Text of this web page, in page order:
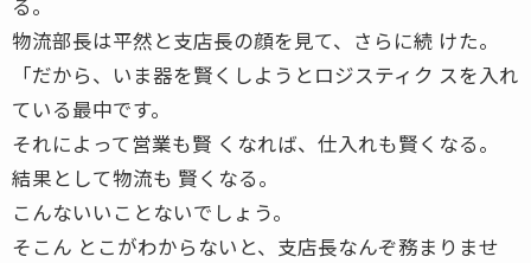
物流部長は平然と支店長の顔を見て、さらに続 けた。
「だから、いま器を賢くしようとロジスティク スを入れ
ている最中です。
それによって営業も賢 くなれば、仕入れも賢くなる。
結果として物流も 賢くなる。
こんないいことないでしょう。
そこん とこがわからないと、支店長なんぞ務まりませ